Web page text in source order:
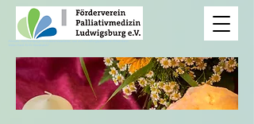
Hinweis: Die Homepage wird derzeit bearbeitet, was zu Darstellungsproblemen führen kann.